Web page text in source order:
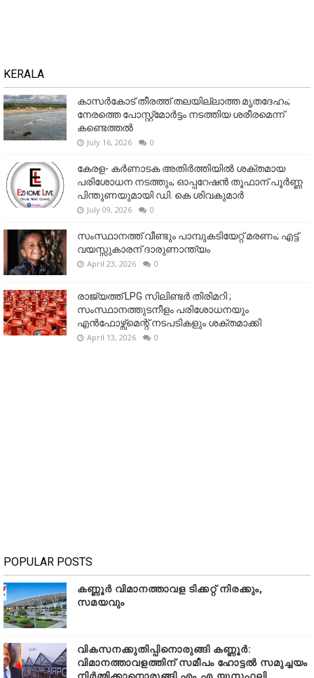
KERALA
കാസർകോട് തീരത്ത് തലയില്ലാത്ത മൃതദേഹം;
നേരത്തെ പോസ്റ്റ്‌മോർട്ടം നടത്തിയ ശരീരമെന്ന്
കണ്ടെത്തൽ
July 16, 2026 0
കേരള- കർണാടക അതിർത്തിയിൽ ശക്തമായ
പരിശോധന നടത്തും; ഓപ്പറേഷൻ തൂഫാന് പൂർണ്ണ
പിന്തുണയുമായി ഡി. കെ ശിവകുമാർ
July 09, 2026 0
സംസ്ഥാനത്ത് വീണ്ടും പാമ്പുകടിയേറ്റ് മരണം; എട്ട്
വയസ്സുകാരന് ദാരുണാന്ത്യം
April 23, 2026 0
രാജ്യത്ത് LPG സിലിണ്ടർ തിരിമറി ;
സംസ്ഥാനത്തുടനീളം പരിശോധനയും
എൻഫോഴ്സ്മെന്റ് നടപടികളും ശക്തമാക്കി
April 13, 2026 0
POPULAR POSTS
കണ്ണൂർ വിമാനത്താവള ടിക്കറ്റ് നിരക്കും,
സമയവും
വികസനക്കുതിപ്പിനൊരുങ്ങി കണ്ണൂർ:
വിമാനത്താവളത്തിന് സമീപം ഹോട്ടൽ സമുച്ചയം